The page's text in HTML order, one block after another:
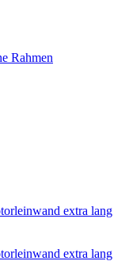
Rahmen
extra lang
extra lang